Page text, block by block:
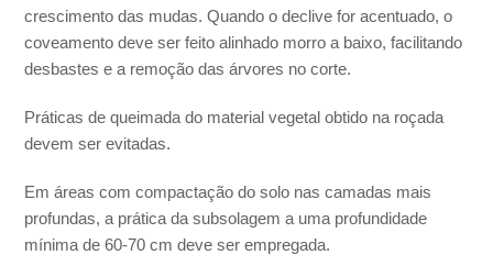
crescimento das mudas. Quando o declive for acentuado, o
coveamento deve ser feito alinhado morro a baixo, facilitando
desbastes e a remoção das árvores no corte.
Práticas de queimada do material vegetal obtido na roçada
devem ser evitadas.
Em áreas com compactação do solo nas camadas mais
profundas, a prática da subsolagem a uma profundidade
mínima de 60-70 cm deve ser empregada.